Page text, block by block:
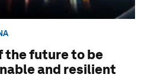
the future to be
and resilient